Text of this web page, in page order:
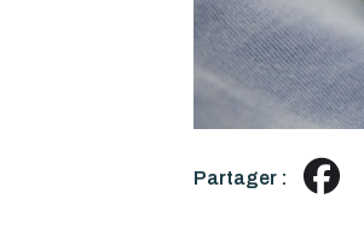
Partager :